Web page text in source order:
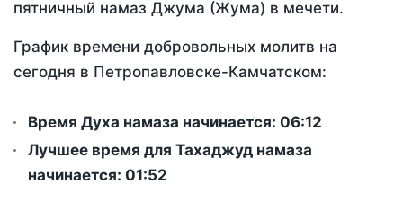
пятничный намаз Джума (Жума) в мечети.
График времени добровольных молитв на
сегодня в Петропавловске-Камчатском:
Время Духа намаза начинается: 06:12
Лучшее время для Тахаджуд намаза
начинается: 01:52